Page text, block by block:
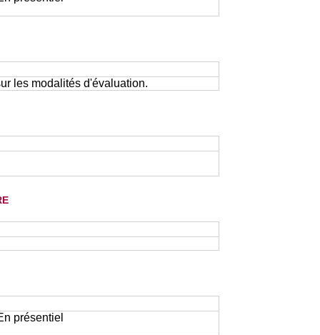
les modalités d'évaluation.
présentiel